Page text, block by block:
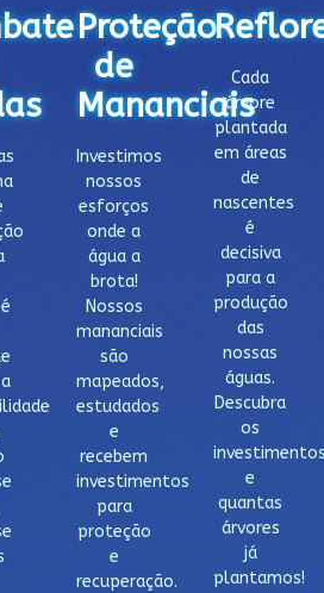
Proteção
de
Mananciais
Investimos
nossos
esforços
onde a
água a
brota!
Nossos
mananciais
são
mapeados,
estudados
e
recebem
investimentos
para
proteção
e
recuperação.
Cada
árvore
plantada
em áreas
de
nascentes
é
decisiva
para a
produção
das
nossas
águas.
Descubra
os
investimentos
e
quantas
árvores
já
plantamos!